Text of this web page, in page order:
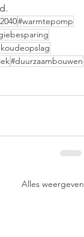
#warmtepomp
#duurzaambouwen
Alles weergeven